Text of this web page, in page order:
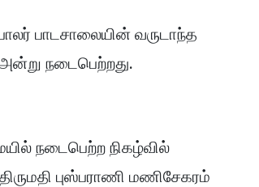
பாடசாலையின் வருடாந்த
நடைபெற்றது.
நடைபெற்ற நிகழ்வில்
புஸ்பராணி மணிசேகரம்